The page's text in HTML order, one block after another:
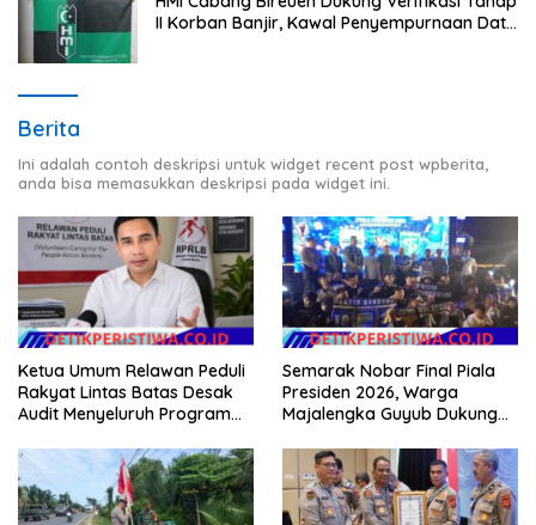
II Korban Banjir, Kawal Penyempurnaan Data
Berita
Ini adalah contoh deskripsi untuk widget recent post wpberita,
anda bisa memasukkan deskripsi pada widget ini.
Ketua Umum Relawan Peduli
Rakyat Lintas Batas Desak
Audit Menyeluruh Program
Pertanyakan Efektivitas
Kinerja Dinas Pertanian
Semarak Nobar Final Piala
Presiden 2026, Warga
Majalengka Guyub Dukung
Kahayang